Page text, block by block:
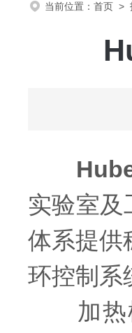
当前位置： 首页 >
实验室及
体系提供
环控制系
加热模